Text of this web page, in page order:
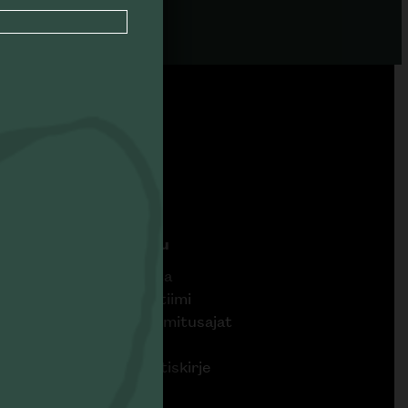
Asiakaspalvelu
Tietoa Skannosta
Yhteystiedot ja tiimi
Ostaminen ja toimitusajat
Tilaa Skanno-uutiskirje